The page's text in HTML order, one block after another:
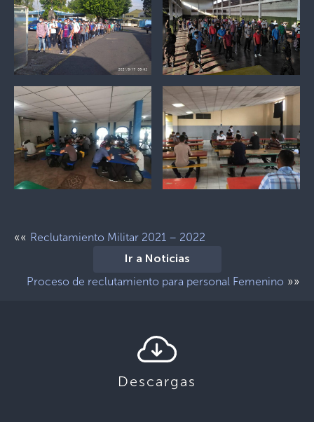
«« Reclutamiento Militar 2021 – 2022
Ir a Noticias
Proceso de reclutamiento para personal Femenino »»
Descargas